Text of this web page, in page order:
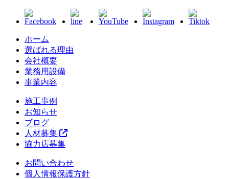
ホーム
選ばれる理由
会社概要
業務用設備
事業内容
施工事例
お知らせ
ブログ
人材募集
協力店募集
お問い合わせ
個人情報保護方針